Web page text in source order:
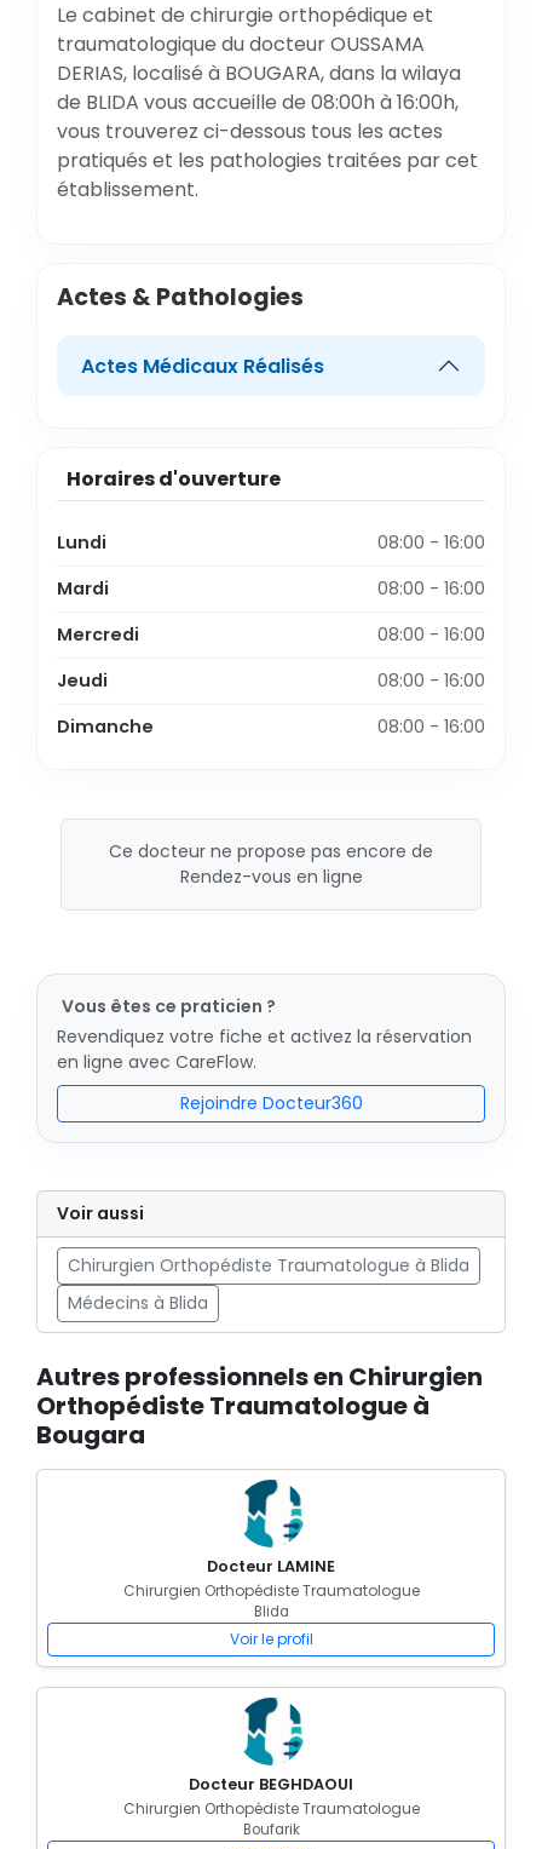
Le cabinet de chirurgie orthopédique et
traumatologique du docteur OUSSAMA
DERIAS, localisé à BOUGARA, dans la wilaya
de BLIDA vous accueille de 08:00h à 16:00h,
vous trouverez ci-dessous tous les actes
pratiqués et les pathologies traitées par cet
établissement.
Actes & Pathologies
Actes Médicaux Réalisés
Horaires d'ouverture
Lundi
08:00 - 16:00
Mardi
08:00 - 16:00
Mercredi
08:00 - 16:00
Jeudi
08:00 - 16:00
Dimanche
08:00 - 16:00
Ce docteur ne propose pas encore de
Rendez-vous en ligne
Vous êtes ce praticien ?
Revendiquez votre fiche et activez la réservation
en ligne avec CareFlow.
Rejoindre Docteur360
Voir aussi
Chirurgien Orthopédiste Traumatologue à Blida
Médecins à Blida
Autres professionnels en Chirurgien
Orthopédiste Traumatologue à
Bougara
Docteur LAMINE
Chirurgien Orthopédiste Traumatologue
Blida
Voir le profil
Docteur BEGHDAOUI
Chirurgien Orthopédiste Traumatologue
Boufarik